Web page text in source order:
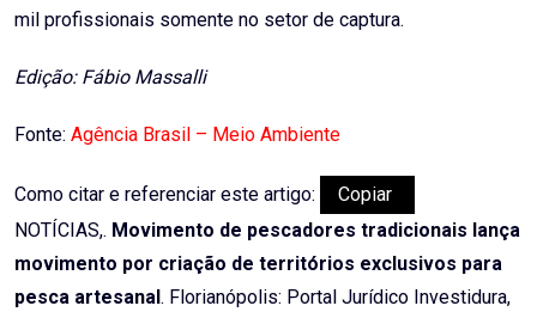
mil profissionais somente no setor de captura.
Edição: Fábio Massalli
Fonte: Agência Brasil – Meio Ambiente
Como citar e referenciar este artigo:
Copiar
NOTÍCIAS,. Movimento de pescadores tradicionais lança
movimento por criação de territórios exclusivos para
pesca artesanal . Florianópolis: Portal Jurídico Investidura,